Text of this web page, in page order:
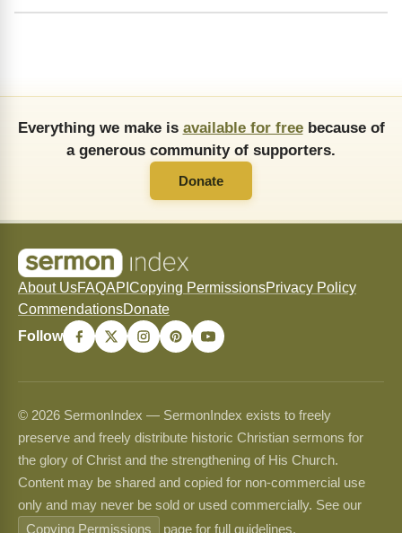
Everything we make is available for freebecause of
a generous community of supporters.
Donate
About UsFAQAPI Copying PermissionsPrivacy Policy
CommendationsDonate
Follow
© 2026 SermonIndex — SermonIndex exists to freely
preserve and freely distribute historic Christian sermons for
the glory of Christ and the strengthening of His Church.
Content may be shared and copied for non-commercial use
only and may never be sold or used commercially. See our
Copying Permissions
page for full guidelines.